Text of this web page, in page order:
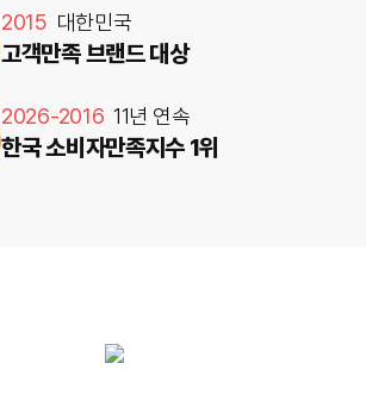
2015 대한민국
고객만족 브랜드 대상
2026-2016 11년 연속
한국 소비자만족지수 1위